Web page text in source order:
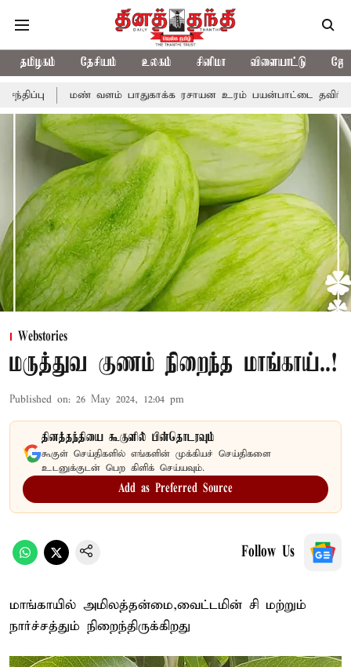
தமிழகம் தேசியம் உலகம் சினிமா விளையாட்டு
ரசாயன உரம் பயன்பாட்டை தவிர்க்க வேண்டும்: அமைச்சர்
Webstories
மருத்துவ குணம் நிறைந்த மாங்காய்..!
Published on: 26 May 2024, 12:04 pm
தினத்தந்தியை கூகுளில் பின்தொடரவும்
கூகுள் செய்திகளில் எங்களின் முக்கியச் செய்திகளை
உடனுக்குடன் பெற கிளிக் செய்யவும்.
Add as Preferred Source
Follow Us
மாங்காயில் அமிலத்தன்மை,வைட்டமின் சி மற்றும்
நார்ச்சத்தும் நிறைந்திருக்கிறது